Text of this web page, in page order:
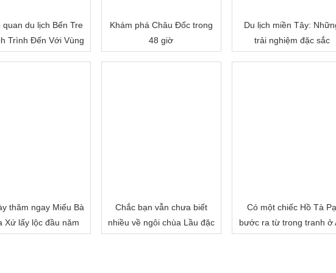
quan du lịch Bến Tre
Trình Đến Với Vùng
Khám phá Châu Đốc trong
48 giờ
Du lịch miền Tây:
trải nghiệm đặc sắc
thăm ngay Miếu Bà
Xứ lấy lộc đầu năm
Chắc bạn vẫn chưa biết
nhiều về ngôi chùa Lầu đặc
Có một chiếc Hồ Tà Pạ
bước ra từ trong tranh ở